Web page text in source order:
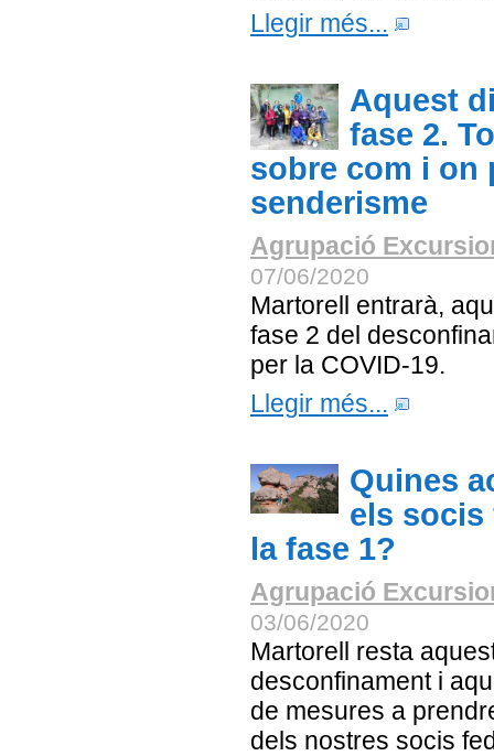
Llegir més...
Aquest
fase 2.
sobre com i on
senderisme
Agrupació
07/06/2020
Martorell entrarà,
fase 2 del
per la COVID-19.
Llegir més...
Quines
els socis
la fase 1?
Agrupació
03/06/2020
Martorell resta
desconfinament i
de mesures a
dels nostres socis